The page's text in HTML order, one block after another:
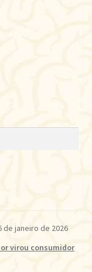
de janeiro de 2026
virou consumidor